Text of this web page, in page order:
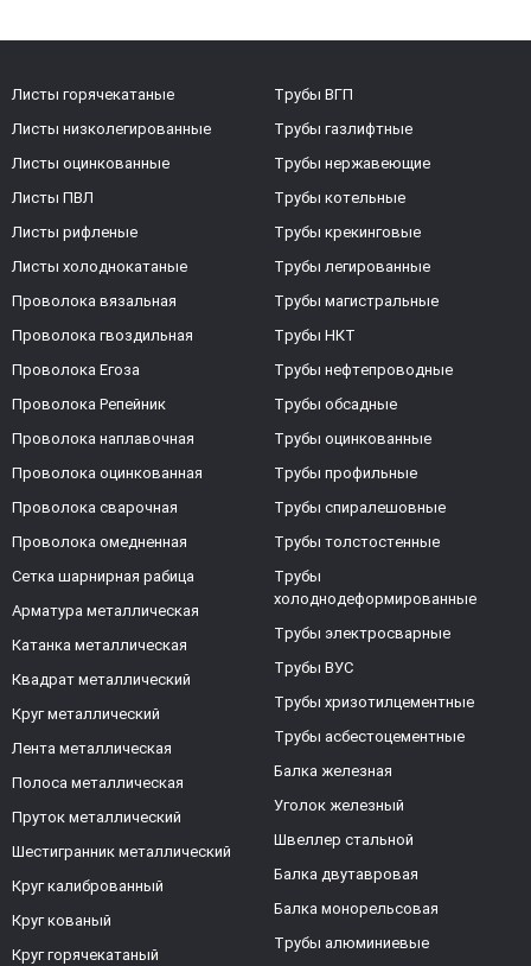
Листы горячекатаные
Листы низколегированные
Листы оцинкованные
Листы ПВЛ
Листы рифленые
Листы холоднокатаные
Проволока вязальная
Проволока гвоздильная
Проволока Егоза
Проволока Репейник
Проволока наплавочная
Проволока оцинкованная
Проволока сварочная
Проволока омедненная
Сетка шарнирная рабица
Арматура металлическая
Катанка металлическая
Квадрат металлический
Круг металлический
Лента металлическая
Полоса металлическая
Пруток металлический
Шестигранник металлический
Круг калиброванный
Круг кованый
Круг горячекатаный
Трубы ВГП
Трубы газлифтные
Трубы нержавеющие
Трубы котельные
Трубы крекинговые
Трубы легированные
Трубы магистральные
Трубы НКТ
Трубы нефтепроводные
Трубы обсадные
Трубы оцинкованные
Трубы профильные
Трубы спиралешовные
Трубы толстостенные
Трубы
холоднодеформированные
Трубы электросварные
Трубы ВУС
Трубы хризотилцементные
Трубы асбестоцементные
Балка железная
Уголок железный
Швеллер стальной
Балка двутавровая
Балка монорельсовая
Трубы алюминиевые